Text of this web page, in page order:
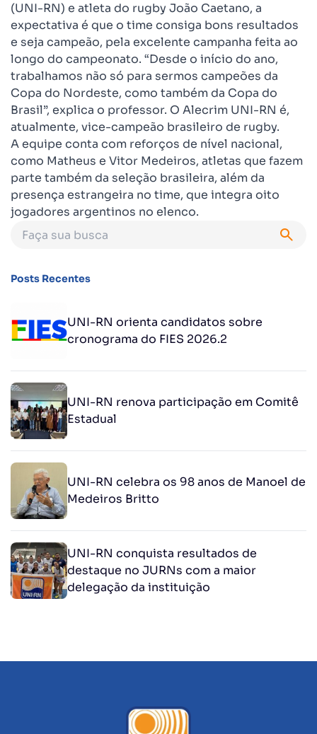
(UNI-RN) e atleta do rugby João Caetano, a
expectativa é que o time consiga bons resultados
e seja campeão, pela excelente campanha feita ao
longo do campeonato. “Desde o início do ano,
trabalhamos não só para sermos campeões da
Copa do Nordeste, como também da Copa do
Brasil”, explica o professor. O Alecrim UNI-RN é,
atualmente, vice-campeão brasileiro de rugby.
A equipe conta com reforços de nível nacional,
como Matheus e Vitor Medeiros, atletas que fazem
parte também da seleção brasileira, além da
presença estrangeira no time, que integra oito
jogadores argentinos no elenco.
Posts Recentes
UNI-RN orienta candidatos sobre
cronograma do FIES 2026.2
UNI-RN renova participação em Comitê
Estadual
UNI-RN celebra os 98 anos de Manoel de
Medeiros Britto
UNI-RN conquista resultados de
destaque no JURNs com a maior
delegação da instituição